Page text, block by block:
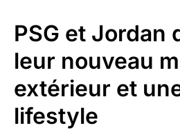
PSG et Jordan
leur nouveau
extérieur et
lifestyle